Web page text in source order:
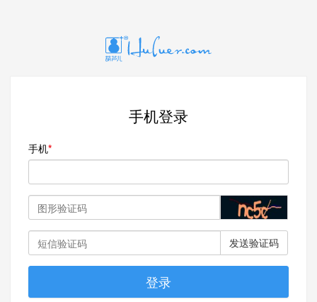
手机登录
手机
发送验证码
登录